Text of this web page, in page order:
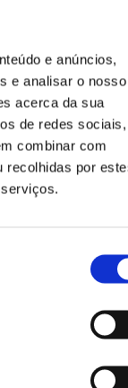
e anúncios,
e analisar o nosso
acerca da sua
de redes sociais,
combinar com
recolhidas por
depósito